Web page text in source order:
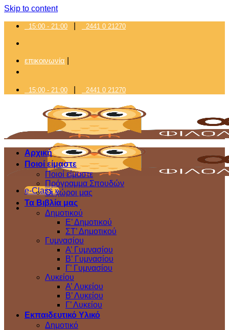
Skip to content
15:00 - 21:00 2441 0 21270
επικοινωνία
15:00 - 21:00 2441 0 21270
e-Class »
Αρχική
Ποιοί είμαστε
Ποιοί είμαστε
Πρόγραμμα Σπουδών
Οι χώροι μας
Τα Βιβλία μας
Δημοτικού
Ε’ Δημοτικού
ΣΤ’ Δημοτικού
Γυμνασίου
Α’ Γυμνασίου
Β’ Γυμνασίου
Γ’ Γυμνασίου
Λυκείου
A’ Λυκείου
Β’ Λυκείου
Γ’ Λυκείου
Εκπαιδευτικό Υλικό
Δημοτικό